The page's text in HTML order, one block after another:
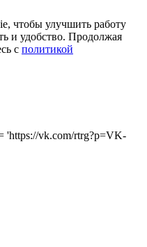
чтобы улучшить работу
и удобство. Продолжая
с политикой
'https://vk.com/rtrg?p=VK-